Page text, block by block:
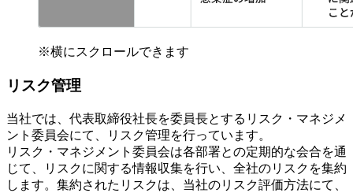
※横にスクロールできます
リスク管理
当社では、代表取締役社長を委員長とするリスク・マネジメ
ント委員会にて、リスク管理を行っています。
リスク・マネジメント委員会は各部署との定期的な会合を通
じて、リスクに関する情報収集を行い、全社のリスクを集約
します。集約されたリスクは、当社のリスク評価方法にて、